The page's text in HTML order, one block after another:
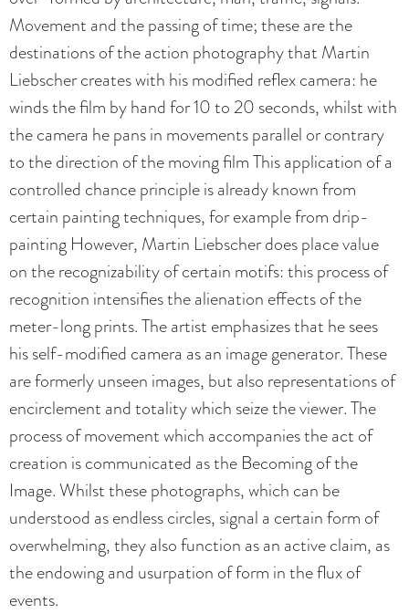
Movement and the passing of time; these are the
destinations of the action photography that Martin
Liebscher creates with his modified reflex camera: he
winds the film by hand for 10 to 20 seconds, whilst with
the camera he pans in movements parallel or contrary
to the direction of the moving film This application of a
controlled chance principle is already known from
certain painting techniques, for example from drip-
painting However, Martin Liebscher does place value
on the recognizability of certain motifs: this process of
recognition intensifies the alienation effects of the
meter-long prints. The artist emphasizes that he sees
his self-modified camera as an image generator. These
are formerly unseen images, but also representations of
encirclement and totality which seize the viewer. The
process of movement which accompanies the act of
creation is communicated as the Becoming of the
Image. Whilst these photographs, which can be
understood as endless circles, signal a certain form of
overwhelming, they also function as an active claim, as
the endowing and usurpation of form in the flux of
events.